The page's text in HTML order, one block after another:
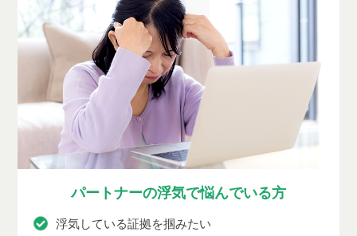
パートナーの浮気で悩んでいる方
浮気している証拠を掴みたい